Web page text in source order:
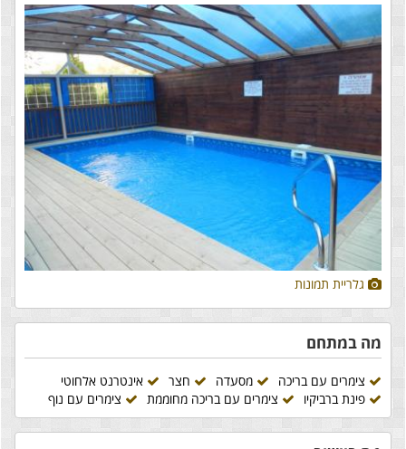
גלריית תמונות
מה במתחם
צימרים עם בריכה מסעדה חצר
אינטרנט אלחוטי
פינת ברביקיו
צימרים עם בריכה מחוממת צימרים עם נוף